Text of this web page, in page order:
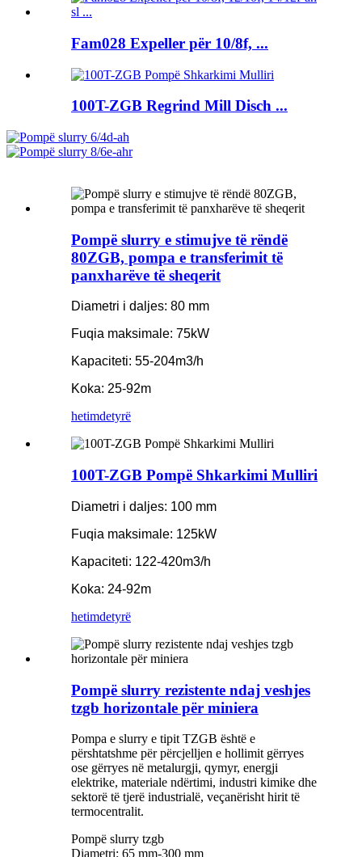
Fam028 Expeller për 10/8f, ...
100T-ZGB Regrind Mill Disch ...
Pompë slurry e stimujve të rëndë
80ZGB, pompa e transferimit të
panxharëve të sheqerit
Diametri i daljes: 80 mm
Fuqia maksimale: 75kW
Kapaciteti: 55-204m3/h
Koka: 25-92m
hetimdetyrë
100T-ZGB Pompë Shkarkimi Mulliri
Diametri i daljes: 100 mm
Fuqia maksimale: 125kW
Kapaciteti: 122-420m3/h
Koka: 24-92m
hetimdetyrë
Pompë slurry rezistente ndaj veshjes
tzgb horizontale për miniera
Pompa e slurry e tipit TZGB është e
përshtatshme për përcjelljen e hollimit gërryes
ose gërryes në metalurgji, qymyr, energji
elektrike, materiale ndërtimi, industri kimike dhe
sektorë të tjerë industrialë, veçanërisht hirit të
termocentralit.
Pompë slurry tzgb
Diametri: 65 mm-300 mm